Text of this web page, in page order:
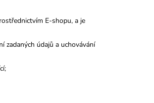
E-shopu, a je
údajů a uchovávání